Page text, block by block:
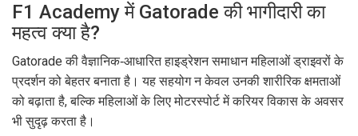
F1 Academy में Gatorade की भागीदारी का
महत्व क्या है?
Gatorade की वैज्ञानिक‑आधारित हाइड्रेशन समाधान महिलाओं ड्राइवरों के
प्रदर्शन को बेहतर बनाता है। यह सहयोग न केवल उनकी शारीरिक क्षमताओं
को बढ़ाता है, बल्कि महिलाओं के लिए मोटरस्पोर्ट में करियर विकास के अवसर
भी सुदृढ़ करता है।